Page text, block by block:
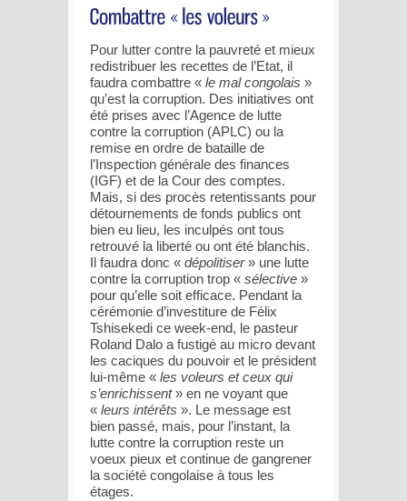
Pour lutter contre la pauvreté et mieux
redistribuer les recettes de l’Etat, il
faudra combattre « le mal congolais »
qu’est la corruption. Des initiatives ont
été prises avec l’Agence de lutte
contre la corruption (APLC) ou la
remise en ordre de bataille de
l’Inspection générale des finances
(IGF) et de la Cour des comptes.
Mais, si des procès retentissants pour
détournements de fonds publics ont
bien eu lieu, les inculpés ont tous
retrouvé la liberté ou ont été blanchis.
Il faudra donc « dépolitiser» une lutte
contre la corruption trop « sélective »
pour qu’elle soit efficace. Pendant la
cérémonie d’investiture de Félix
Tshisekedi ce week-end, le pasteur
Roland Dalo a fustigé au micro devant
les caciques du pouvoir et le président
lui-même « les voleurs et ceux qui
s’enrichissent» en ne voyant que
« leurs intérêts ». Le message est
bien passé, mais, pour l’instant, la
lutte contre la corruption reste un
voeux pieux et continue de gangrener
la société congolaise à tous les
étages.